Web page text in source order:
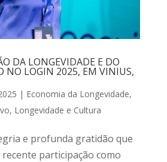
DA LONGEVIDADE E DO
NO LOGIN 2025, EM VINIUS,
| Economia da Longevidade,
, Longevidade e Cultura
e profunda gratidão que
participação como